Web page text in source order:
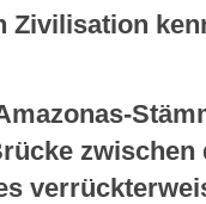
Zivilisation